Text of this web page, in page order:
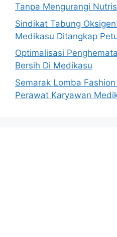
Tanpa Mengurangi
Sindikat Tabung
Medikasu Ditangkap
Optimalisasi
Bersih Di Medikasu
Semarak Lomba
Perawat Karyawan